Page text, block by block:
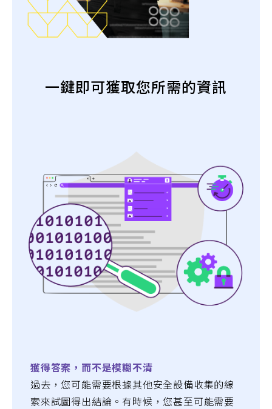
一鍵即可獲取您所需的資訊
獲得答案，而不是模糊不清
過去，您可能需要根據其他安全設備收集的線
索來試圖得出結論。有時候，您甚至可能需要